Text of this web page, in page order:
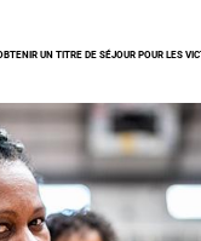
UN TITRE DE SÉJOUR POUR LES